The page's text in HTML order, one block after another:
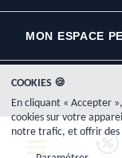
MON ESPACE
Copyright ©
COOKIES 🍪
En cliquant « Accepter
cookies sur votre
notre trafic, et offrir des